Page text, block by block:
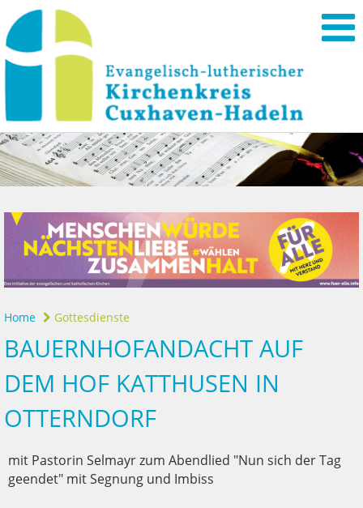
Home Gottesdienste
BAUERNHOFANDACHT AUF
DEM HOF KATTHUSEN IN
OTTERNDORF
mit Pastorin Selmayr zum Abendlied "Nun sich der Tag
geendet" mit Segnung und Imbiss